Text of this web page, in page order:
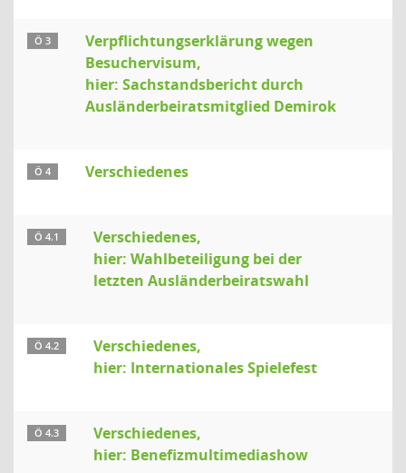
Ö 3
Verpflichtungserklärung wegen
Besuchervisum,
hier: Sachstandsbericht durch
Ausländerbeiratsmitglied Demirok
Ö 4 Verschiedenes
Ö 4.1
Verschiedenes,
hier: Wahlbeteiligung bei der
letzten Ausländerbeiratswahl
Ö 4.2
Verschiedenes,
hier: Internationales Spielefest
Ö 4.3
Verschiedenes,
hier: Benefizmultimediashow